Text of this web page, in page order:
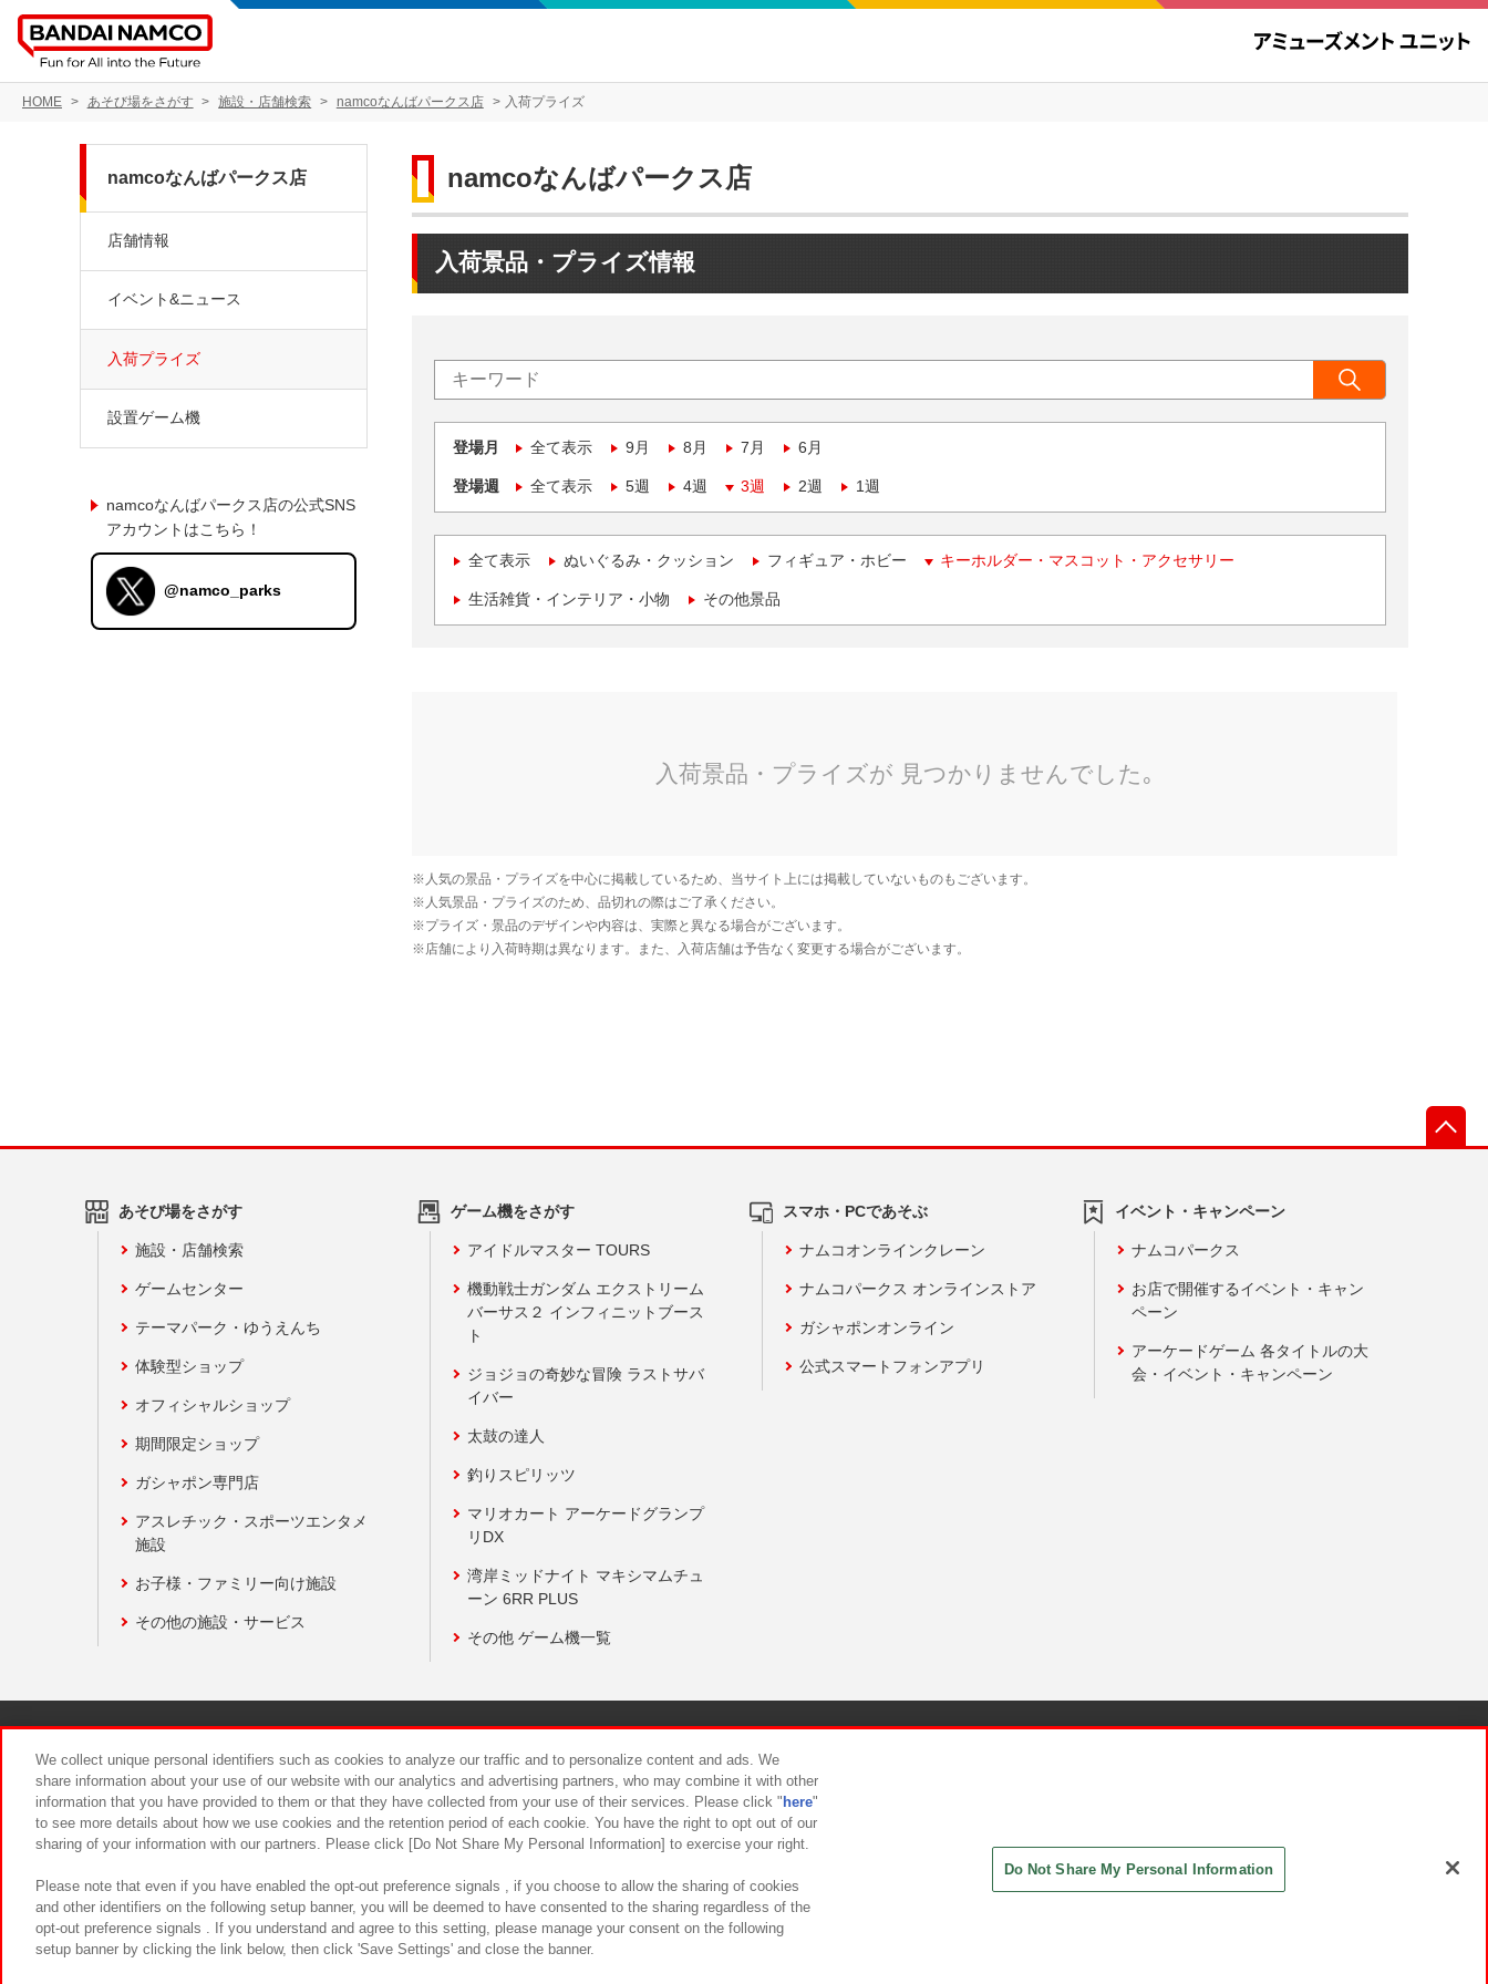
HOME あそび場をさがす 施設・店舗検索 namcoなんばパークス店 入荷プライズ
namcoなんばパークス店
入荷景品・プライズ情報
登場月 全て表示 9月 8月 7月 6月
登場週 全て表示 5週 4週 3週 2週 1週
全て表示 ぬいぐるみ・クッション フィギュア・ホビー キーホルダー・マスコット・アクセサリー
生活雑貨・インテリア・小物 その他景品
namcoなんばパークス店
店舗情報
イベント&ニュース
入荷プライズ
設置ゲーム機
namcoなんばパークス店の公式SNS
アカウントはこちら！
@namco_parks
あそび場をさがす
施設・店舗検索
ゲームセンター
テーマパーク・ゆうえんち
体験型ショップ
オフィシャルショップ
期間限定ショップ
ガシャポン専門店
アスレチック・スポーツエンタメ
施設
お子様・ファミリー向け施設
その他の施設・サービス
ゲーム機をさがす
アイドルマスター TOURS
機動戦士ガンダム エクストリーム
バーサス２ インフィニットブース
ト
ジョジョの奇妙な冒険 ラストサバ
イバー
太鼓の達人
釣りスピリッツ
マリオカート アーケードグランプ
リDX
湾岸ミッドナイト マキシマムチュ
ーン 6RR PLUS
その他 ゲーム機一覧
スマホ・PCであそぶ
ナムコオンラインクレーン
ナムコパークス オンラインストア
ガシャポンオンライン
公式スマートフォンアプリ
イベント・キャンペーン
ナムコパークス
お店で開催するイベント・キャン
ペーン
アーケードゲーム 各タイトルの大
会・イベント・キャンペーン
食品のご提供について カスタマーハラスメント対応方針
We collect unique personal identifiers such as cookies to analyze our traffic and to personalize content and ads. We
share information about your use of our website with our analytics and advertising partners, who may combine it with other
information that you have provided to them or that they have collected from your use of their services. Please click " here"
to see more details about how we use cookies and the retention period of each cookie. You have the right to opt out of our
sharing of your information with our partners. Please click [Do Not Share My Personal Information] to exercise your right.
Please note that even if you have enabled the opt-out preference signals , if you choose to allow the sharing of cookies
and other identifiers on the following setup banner, you will be deemed to have consented to the sharing regardless of the
opt-out preference signals . If you understand and agree to this setting, please manage your consent on the following
setup banner by clicking the link below, then click 'Save Settings' and close the banner.
Do Not Share My Personal Information